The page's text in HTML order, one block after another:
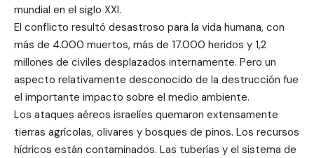
mundial en el siglo XXI.
El conflicto resultó desastroso para la vida humana, con
más de 4.000 muertos, más de 17.000 heridos y 1,2
millones de civiles desplazados internamente. Pero un
aspecto relativamente desconocido de la destrucción fue
el importante impacto sobre el medio ambiente.
Los ataques aéreos israelíes quemaron extensamente
tierras agrícolas, olivares y bosques de pinos. Los recursos
hídricos están contaminados. Las tuberías y el sistema de